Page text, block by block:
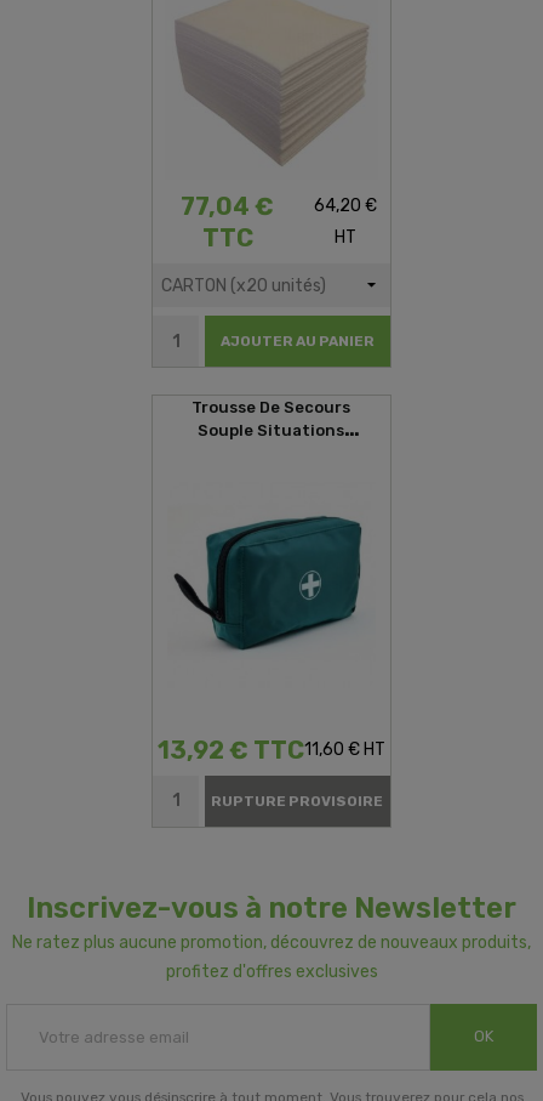
77,04 €
TTC
64,20 €
HT
AJOUTER AU PANIER
Trousse De Secours
Souple Situations
13,92 € TTC11,60 € HT
RUPTURE PROVISOIRE
Inscrivez-vous à notre Newsletter
Ne ratez plus aucune promotion, découvrez de nouveaux produits,
profitez d'offres exclusives
OK
Vous pouvez vous désinscrire à tout moment. Vous trouverez pour cela nos